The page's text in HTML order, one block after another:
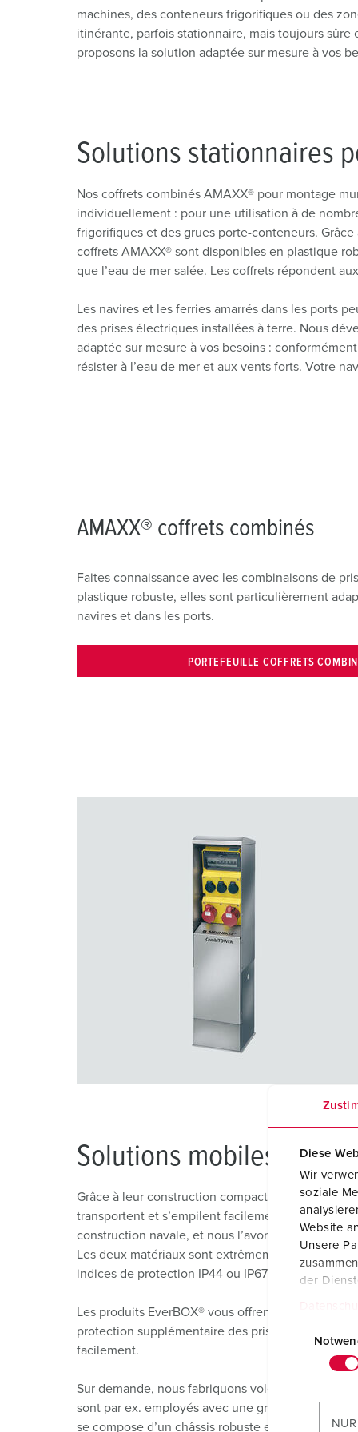
Diese
Wir
soziale
Website
Unsere
der
Combinaisons de prises
X-CONTACT®
Transports publics et ferroviaires
Applications industrielles
Exploitation minière
Basse tension
Sites
machines, des conteneurs frigorifiques ou des
itinérante, parfois stationnaire, mais toujours
proposons la solution adaptée sur mesure à vos
Solutions stationnaires
Nos coffrets combinés AMAXX® pour montage
individuellement : pour une utilisation à de
frigorifiques et des grues porte-conteneurs.
coffrets AMAXX® sont disponibles en plastique
que l’eau de mer salée. Les coffrets répondent
Les navires et les ferries amarrés dans les ports
des prises électriques installées à terre. Nous
adaptée sur mesure à vos besoins :
résister à l’eau de mer et aux vents forts. Votre
AMAXX® coffrets combinés
Faites connaissance avec les combinaisons de
plastique robuste, elles sont particulièrement
navires et dans les ports.
PORTEFEUILLE COFFRETS
Solutions mobiles pour
Grâce à leur construction compacte, leurs
transportent et s’empilent facilement. En
construction navale, et nous l’avons mené
Les deux matériaux sont extrêmement résistants
indices de protection IP44 ou IP67 : c.-à-d. une
Les produits EverBOX® vous offrent encore
protection supplémentaire des prises et des
facilement.
Sur demande, nous fabriquons volontiers des
sont par ex. employés avec une grande efficacité
se compose d’un châssis robuste en acier, peut